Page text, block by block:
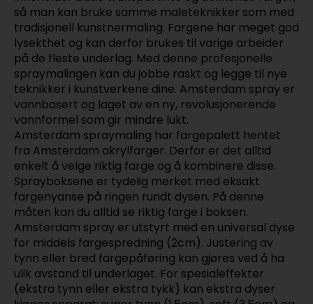
så man kan bruke samme maleteknikker som med
tradisjonell kunstnermaling. Fargene har meget god
lysekthet og kan derfor brukes til varige arbeider
på de fleste underlag. Med denne profesjonelle
spraymalingen kan du jobbe raskt og legge til nye
teknikker i kunstverkene dine. Amsterdam spray er
vannbasert og laget av en ny, revolusjonerende
vannformel som gir mindre lukt.
Amsterdam spraymaling har fargepalett hentet
fra Amsterdam akrylfarger. Derfor er det alltid
enkelt å velge riktig farge og å kombinere disse.
Sprayboksene er tydelig merket med eksakt
fargenyanse på ringen rundt dysen. På denne
måten kan du alltid se riktig farge i boksen.
Amsterdam spray er utstyrt med en universal dyse
for middels fargespredning (2cm). Justering av
tynn eller bred fargepåføring kan gjøres ved å ha
ulik avstand til underlaget. For spesialeffekter
(ekstra tynn eller ekstra tykk) kan ekstra dyser